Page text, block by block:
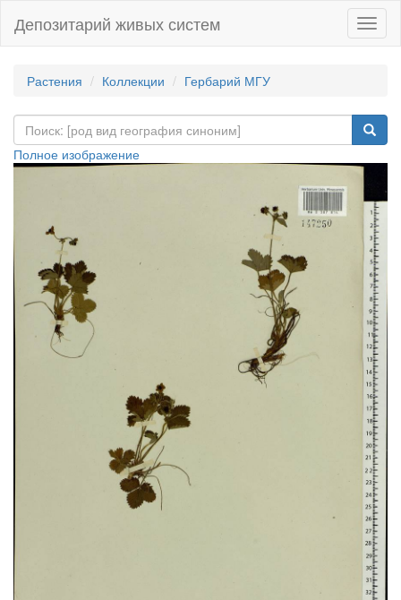
Депозитарий живых систем
Растения Коллекции Гербарий МГУ
Полное изображение